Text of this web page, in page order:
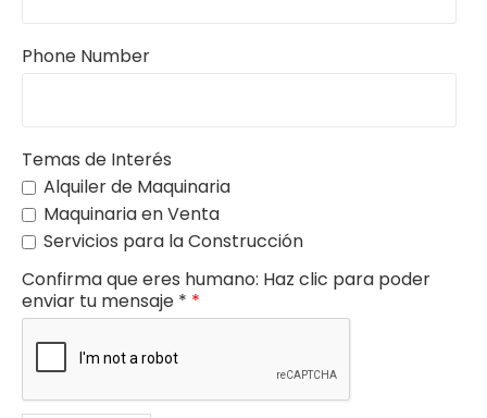
Phone Number
Temas de Interés
Alquiler de Maquinaria
Maquinaria en Venta
Servicios para la Construcción
Confirma que eres humano: Haz clic para poder
enviar tu mensaje * *